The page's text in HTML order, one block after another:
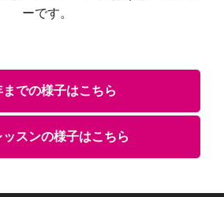
ーです。
までの様子はこちら
スンの様子はこちら